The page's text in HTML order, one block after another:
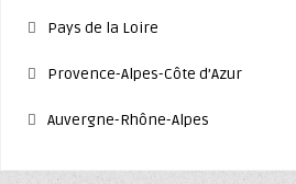
Pays de la Loire
Provence-Alpes-Côte d’Azur
Auvergne-Rhône-Alpes